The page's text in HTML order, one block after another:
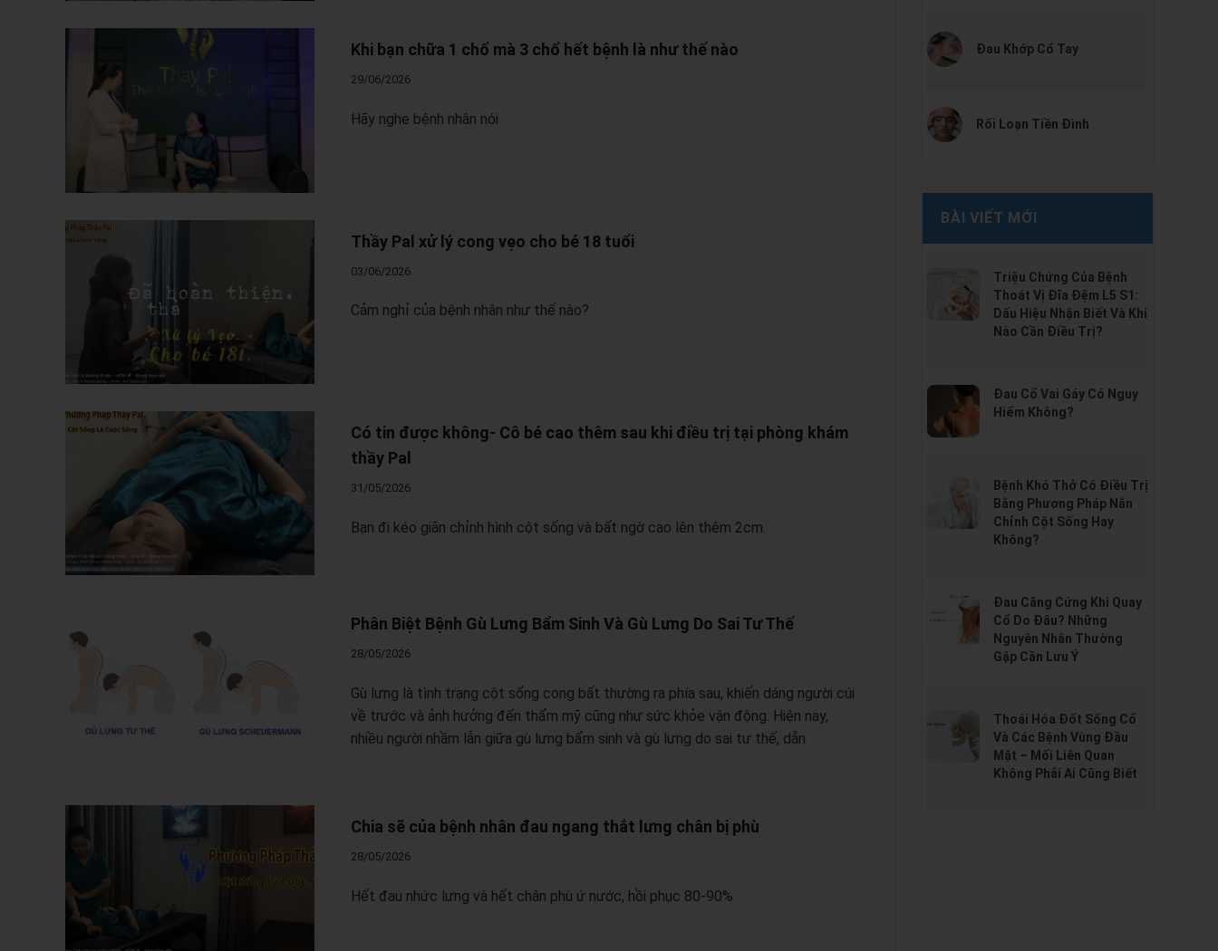
Khi bạn chữa 1 chổ mà 3 chổ hết bệnh là như thế nào
29/06/2026
Hãy nghe bệnh nhân nói
Thầy Pal xử lý cong vẹo cho bé 18 tuổi
03/06/2026
Cảm nghỉ của bệnh nhân như thế nào?
Có tin được không- Cô bé cao thêm sau khi điều trị tại phòng khám
thầy Pal
31/05/2026
Bạn đi kéo giãn chỉnh hình cột sống và bất ngờ cao lên thêm 2cm.
Phân Biệt Bệnh Gù Lưng Bẩm Sinh Và Gù Lưng Do Sai Tư Thế
28/05/2026
Gù lưng là tình trạng cột sống cong bất thường ra phía sau, khiến dáng người cúi
về trước và ảnh hưởng đến thẩm mỹ cũng như sức khỏe vận động. Hiện nay,
nhiều người nhầm lẫn giữa gù lưng bẩm sinh và gù lưng do sai tư thế, dẫn
Chia sẽ của bệnh nhân đau ngang thắt lưng chân bị phù
28/05/2026
Hết đau nhức lưng và hết chân phù ứ nước, hồi phục 80-90%
Đau Khớp Cổ Tay
Rối Loạn Tiền Đình
BÀI VIẾT MỚI
Triệu Chứng Của Bệnh
Thoát Vị Đĩa Đệm L5 S1:
Dấu Hiệu Nhận Biết Và Khi
Nào Cần Điều Trị?
Đau Cổ Vai Gáy Có Nguy
Hiểm Không?
Bệnh Khó Thở Có Điều Trị
Bằng Phương Pháp Nắn
Chỉnh Cột Sống Hay
Không?
Đau Căng Cứng Khi Quay
Cổ Do Đâu? Những
Nguyên Nhân Thường
Gặp Cần Lưu Ý
Thoái Hóa Đốt Sống Cổ
Và Các Bệnh Vùng Đầu
Mặt – Mối Liên Quan
Không Phải Ai Cũng Biết